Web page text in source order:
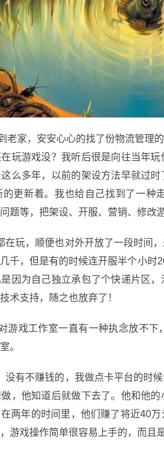
家，安安心心的找了份物流管理
玩游戏没？我听后很是向往当年
么多年，以前的架设方法早就过
的更新着。我也给自己找到了一种
题等，把架设、开服、营销、修改
玩，顺便也对外开放了一段时间
千，但是有的时候连开服半个小时
因为自己独立承包了个快递片区
术支持，随之也放弃了！
戏工作室一直有一种执念放不下
。
有不赚钱的，我做点卡平台的时
，他知道后就做下去了。他和他
两年的时间里，他们赚了将近40
游戏操作简单很容易上手的，而且